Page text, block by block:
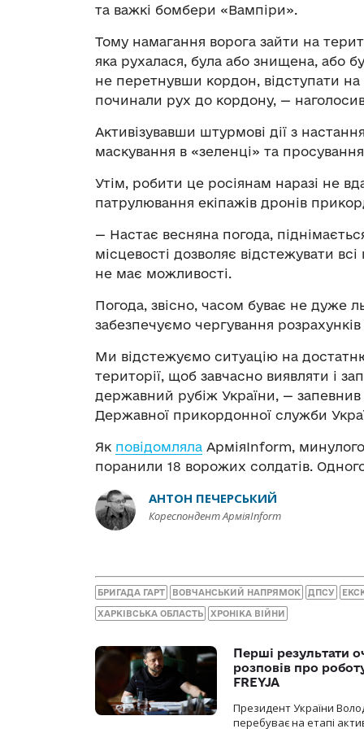
та важкі бомбери «Вампіри».
Тому намагання ворога зайти на
яка рухалася, була або знищена, або
не перетнувши кордон, відступати на
починали рух до кордону, —
Активізувавши штурмові дії з
маскування в «зеленці» та
Утім, робити це росіянам наразі не
патрулювання екіпажів дронів
— Настає весняна погода,
місцевості дозволяє відстежувати
не має можливості.
Погода, звісно, часом буває не дуже
забезпечуємо чергування
Ми відстежуємо ситуацію на
території, щоб завчасно виявляти і
державний рубіж України, —
Державної прикордонної служби
Як повідомляла АрміяInform,
поранили 18 ворожих солдатів.
АНТОН ПЕЧЕРСЬКИЙ
Кореспондент АрміяInform
БРИГАДА ГАРТ ВОВЧАНСЬКИЙ НАПРЯМОК ДПСУ
ХАРКІВСЬКА ОБЛАСТЬ ХРОНІКА ВІЙНИ
Перші результати
розповів про
FREYJA
Президент України
перебуває на етапі